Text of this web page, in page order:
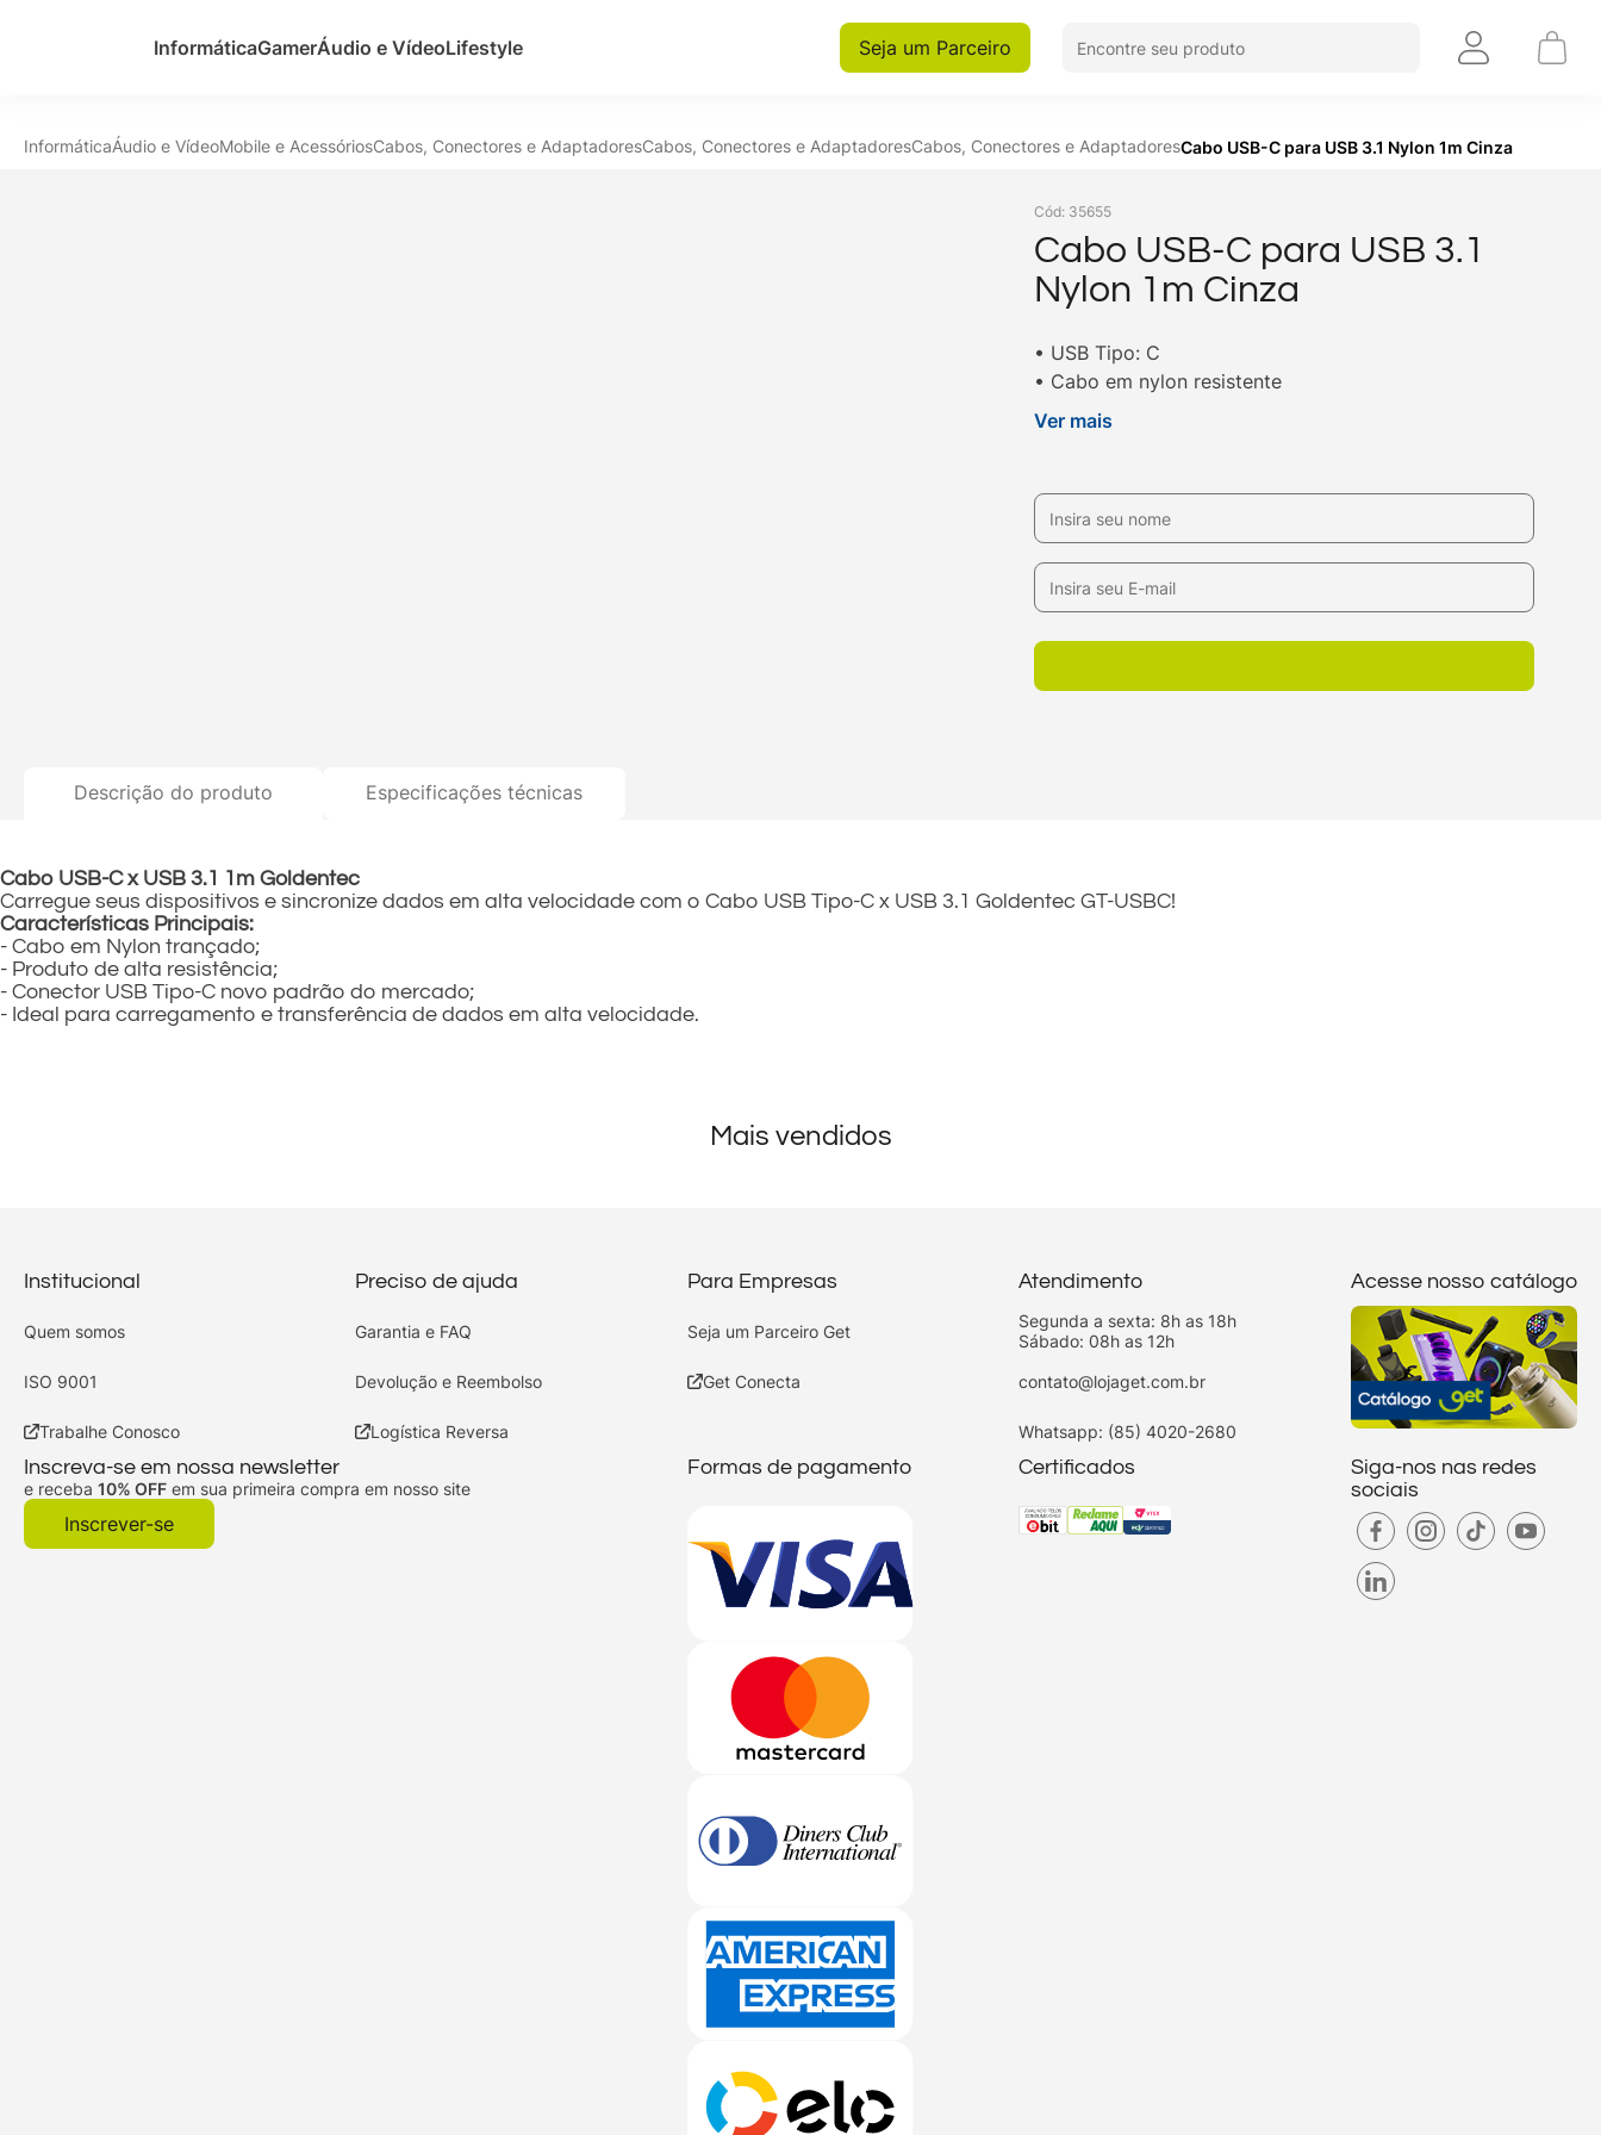
InformáticaGamerÁudio e VídeoLifestyle Seja um Parceiro Encontre seu produto
InformáticaÁudio e VídeoMobile e AcessóriosCabos, Conectores e AdaptadoresCabos, Conectores e AdaptadoresCabos, Conectores e AdaptadoresCabo USB-C para USB 3.1 Nylon 1m Cinza
Cód: 35655
Cabo USB-C para USB 3.1
Nylon 1m Cinza
• USB Tipo: C
• Cabo em nylon resistente
• Comprimento de 1,2m de comprimento
Ver mais
Descrição do produto Especificações técnicas
Cabo USB-C x USB 3.1 1m Goldentec
Carregue seus dispositivos e sincronize dados em alta velocidade com o Cabo USB Tipo-C x USB 3.1 Goldentec GT-USBC!
Características Principais:
- Cabo em Nylon trançado;
- Produto de alta resistência;
- Conector USB Tipo-C novo padrão do mercado;
- Ideal para carregamento e transferência de dados em alta velocidade.
Mais vendidos
Institucional
Quem somos
ISO 9001
Trabalhe Conosco
Preciso de ajuda
Garantia e FAQ
Devolução e Reembolso
Logística Reversa
Para Empresas
Seja um Parceiro Get
Get Conecta
Atendimento
Segunda a sexta: 8h as 18h
Sábado: 08h as 12h
contato@lojaget.com.br
Whatsapp: (85) 4020-2680
Acesse nosso catálogo
Inscreva-se em nossa newsletter
e receba 10% OFF em sua primeira compra em nosso site
Inscrever-se
Formas de pagamento Certificados
Siga-nos nas redes
sociais